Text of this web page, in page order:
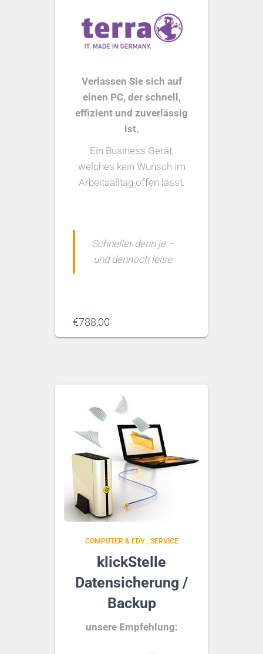
Verlassen Sie sich auf
einen PC, der schnell,
effizient und zuverlässig
ist.
Ein Business Gerät,
welches kein Wunsch im
Arbeitsalltag offen lässt.
Schneller denn je –
und dennoch leise
€788,00
COMPUTER & EDV, SERVICE
klickStelle
Datensicherung /
Backup
unsere Empfehlung: